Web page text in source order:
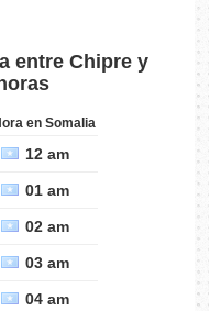
entre Chipre y
en Somalia
12 am
01 am
02 am
03 am
04 am